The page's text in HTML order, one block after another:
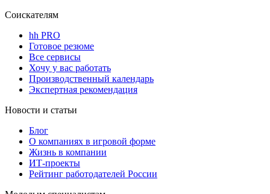
Соискателям
hh PRO
Готовое резюме
Все сервисы
Хочу у вас работать
Производственный календарь
Экспертная рекомендация
Новости и статьи
Блог
О компаниях в игровой форме
Жизнь в компании
ИТ-проекты
Рейтинг работодателей России